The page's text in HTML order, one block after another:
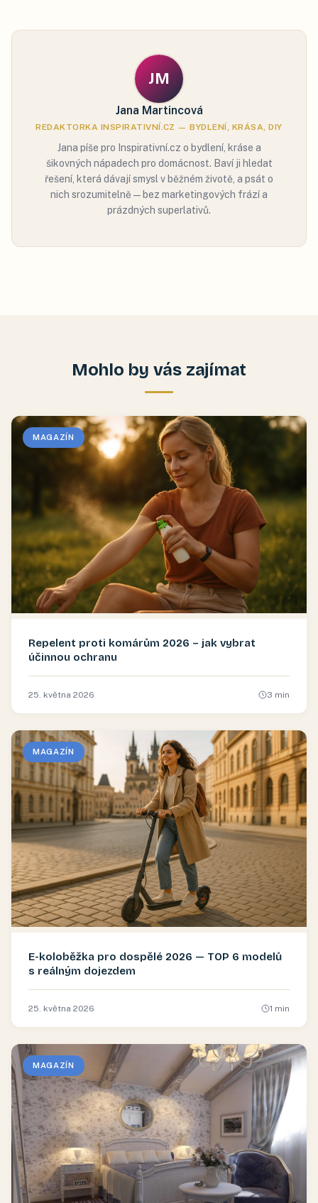
JM
Jana Martincová
REDAKTORKA INSPIRATIVNÍ.CZ — BYDLENÍ, KRÁSA, DIY
Jana píše pro Inspirativní.cz o bydlení, kráse a
šikovných nápadech pro domácnost. Baví ji hledat
řešení, která dávají smysl v běžném životě, a psát o
nich srozumitelně — bez marketingových frází a
prázdných superlativů.
Mohlo by vás zajímat
MAGAZÍN
Repelent proti komárům 2026 – jak vybrat
účinnou ochranu
25. května 2026 3 min
MAGAZÍN
E-koloběžka pro dospělé 2026 — TOP 6 modelů
s reálným dojezdem
25. května 2026 1 min
MAGAZÍN